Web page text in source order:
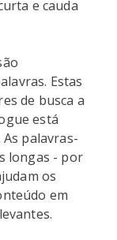
e cauda
Estas
de busca a
está
palavras-
longas - por
os
em